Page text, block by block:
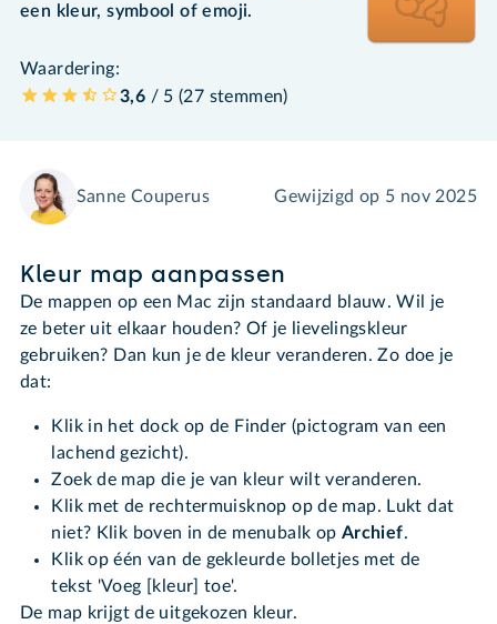
een kleur, symbool of emoji.
Waardering:
3,6 / 5 (27 stemmen)
Sanne Couperus Gewijzigd op 5 nov 2025
Kleur map aanpassen
De mappen op een Mac zijn standaard blauw. Wil je
ze beter uit elkaar houden? Of je lievelingskleur
gebruiken? Dan kun je de kleur veranderen. Zo doe je
dat:
Klik in het dock op de Finder (pictogram van een
lachend gezicht).
Zoek de map die je van kleur wilt veranderen.
Klik met de rechtermuisknop op de map. Lukt dat
niet? Klik boven in de menubalk op Archief.
Klik op één van de gekleurde bolletjes met de
tekst 'Voeg [kleur] toe'.
De map krijgt de uitgekozen kleur.